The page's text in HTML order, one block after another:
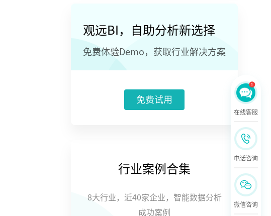
观远BI，自助分析新选择
免费体验Demo，获取行业解决方案
免费试用
行业案例合集
8大行业，近40家企业，智能数据分析
成功案例
在线客服
电话咨询
微信咨询